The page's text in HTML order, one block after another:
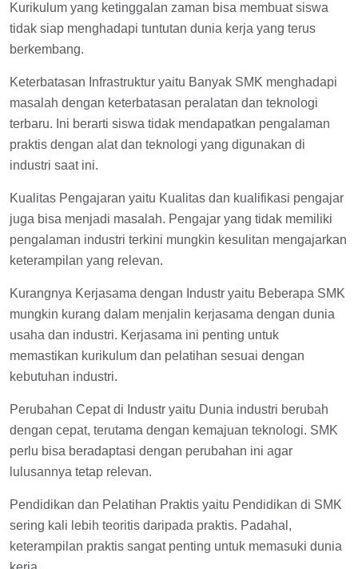
Kurikulum yang ketinggalan zaman bisa membuat siswa
tidak siap menghadapi tuntutan dunia kerja yang terus
berkembang.
Keterbatasan Infrastruktur yaitu Banyak SMK menghadapi
masalah dengan keterbatasan peralatan dan teknologi
terbaru. Ini berarti siswa tidak mendapatkan pengalaman
praktis dengan alat dan teknologi yang digunakan di
industri saat ini.
Kualitas Pengajaran yaitu Kualitas dan kualifikasi pengajar
juga bisa menjadi masalah. Pengajar yang tidak memiliki
pengalaman industri terkini mungkin kesulitan mengajarkan
keterampilan yang relevan.
Kurangnya Kerjasama dengan Industr yaitu Beberapa SMK
mungkin kurang dalam menjalin kerjasama dengan dunia
usaha dan industri. Kerjasama ini penting untuk
memastikan kurikulum dan pelatihan sesuai dengan
kebutuhan industri.
Perubahan Cepat di Industr yaitu Dunia industri berubah
dengan cepat, terutama dengan kemajuan teknologi. SMK
perlu bisa beradaptasi dengan perubahan ini agar
lulusannya tetap relevan.
Pendidikan dan Pelatihan Praktis yaitu Pendidikan di SMK
sering kali lebih teoritis daripada praktis. Padahal,
keterampilan praktis sangat penting untuk memasuki dunia